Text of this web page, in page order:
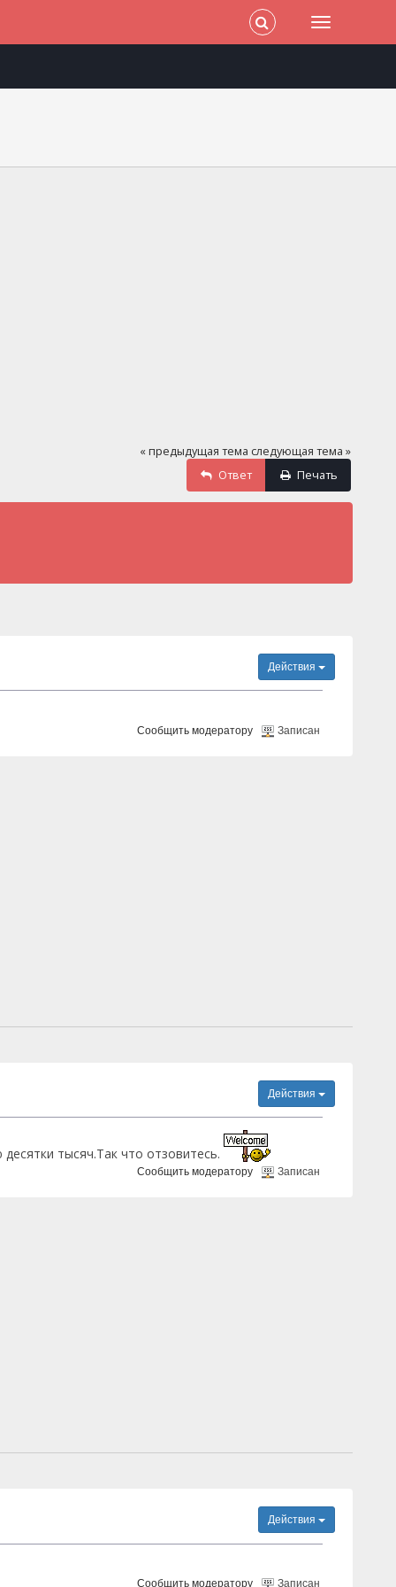
« предыдущая тема следующая тема »
Ответ
Печать
Действия
Сообщить модератору Записан
Действия
тысяч.Так что отзовитесь.
Сообщить модератору Записан
Действия
Сообщить модератору Записан